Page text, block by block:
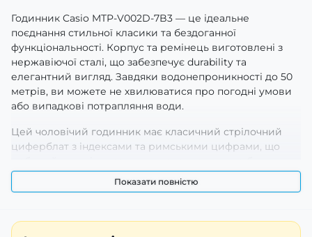
Годинник Casio MTP-V002D-7B3 — це ідеальне
поєднання стильної класики та бездоганної
функціональності. Корпус та ремінець виготовлені з
нержавіючої сталі, що забезпечує durability та
елегантний вигляд. Завдяки водонепроникності до 50
метрів, ви можете не хвилюватися про погодні умови
або випадкові потрапляння води.
Цей чоловічий годинник має класичний стрілочний
циферблат з індексами та римськими цифрами, що
якого стилю — від ділового до повсякденного. Серед
функціональних можливостей є індикація годин,
забезпечує точність вимірювання часу.
Показати повністю